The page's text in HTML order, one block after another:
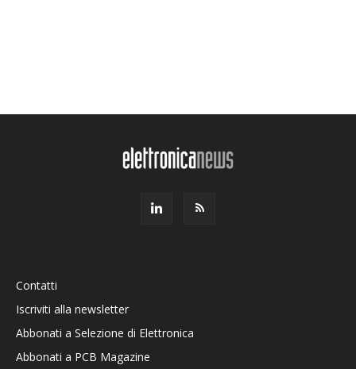
Contatti
Iscriviti alla newsletter
Abbonati a Selezione di Elettronica
Abbonati a PCB Magazine